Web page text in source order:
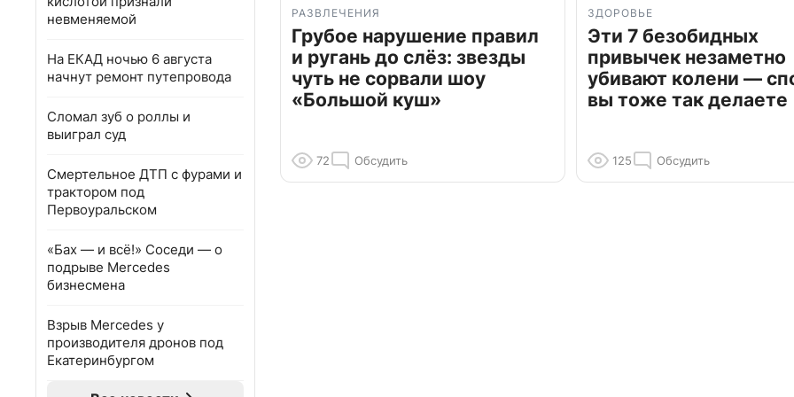
невменяемой
На ЕКАД ночью 6 августа
начнут ремонт путепровода
Сломал зуб о роллы и
выиграл суд
Смертельное ДТП с фурами и
трактором под
Первоуральском
«Бах — и всё!» Соседи — о
подрыве Mercedes
бизнесмена
Взрыв Mercedes у
производителя дронов под
Екатеринбургом
РАЗВЛЕЧЕНИЯ
Грубое нарушение правил
и ругань до слёз: звезды
чуть не сорвали шоу
«Большой куш»
72 Обсудить
ЗДОРОВЬЕ
Эти 7 безобидных
привычек незаметно
убивают колени —
вы тоже так делаете
125 Обсудить